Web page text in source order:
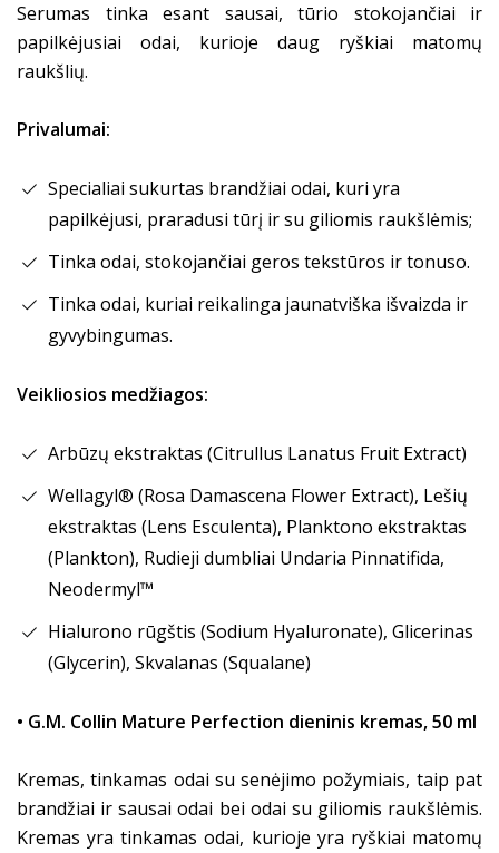
Serumas tinka esant sausai, tūrio stokojančiai ir
papilkėjusiai odai, kurioje daug ryškiai matomų
raukšlių.
Privalumai:
Specialiai sukurtas brandžiai odai, kuri yra
papilkėjusi, praradusi tūrį ir su giliomis raukšlėmis;
Tinka odai, stokojančiai geros tekstūros ir tonuso.
Tinka odai, kuriai reikalinga jaunatviška išvaizda ir
gyvybingumas.
Veikliosios medžiagos:
Arbūzų ekstraktas (Citrullus Lanatus Fruit Extract)
Wellagyl® (Rosa Damascena Flower Extract), Lešių
ekstraktas (Lens Esculenta), Planktono ekstraktas
(Plankton), Rudieji dumbliai Undaria Pinnatifida,
Neodermyl™
Hialurono rūgštis (Sodium Hyaluronate), Glicerinas
(Glycerin), Skvalanas (Squalane)
• G.M. Collin Mature Perfection dieninis kremas, 50 ml
Kremas, tinkamas odai su senėjimo požymiais, taip pat
brandžiai ir sausai odai bei odai su giliomis raukšlėmis.
Kremas yra tinkamas odai, kurioje yra ryškiai matomų